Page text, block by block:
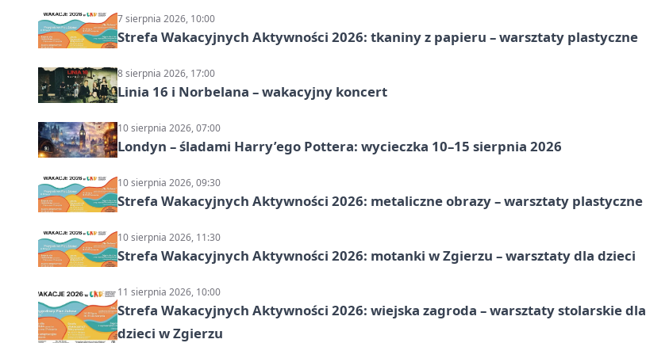
7 sierpnia 2026, 10:00
Strefa Wakacyjnych Aktywności 2026: tkaniny z papieru – warsztaty plastyczne
8 sierpnia 2026, 17:00
Linia 16 i Norbelana – wakacyjny koncert
10 sierpnia 2026, 07:00
Londyn – śladami Harry’ego Pottera: wycieczka 10–15 sierpnia 2026
10 sierpnia 2026, 09:30
Strefa Wakacyjnych Aktywności 2026: metaliczne obrazy – warsztaty plastyczne
10 sierpnia 2026, 11:30
Strefa Wakacyjnych Aktywności 2026: motanki w Zgierzu – warsztaty dla dzieci
11 sierpnia 2026, 10:00
Strefa Wakacyjnych Aktywności 2026: wiejska zagroda – warsztaty stolarskie dla
dzieci w Zgierzu